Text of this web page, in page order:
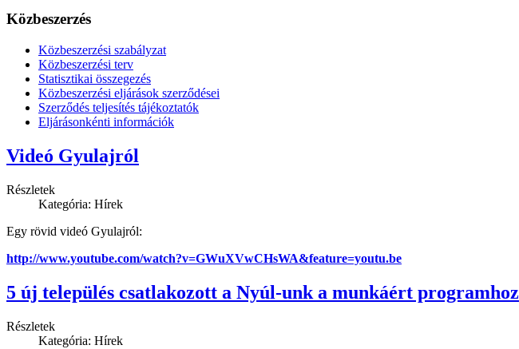
Közbeszerzés
Közbeszerzési szabályzat
Közbeszerzési terv
Statisztikai összegezés
Közbeszerzési eljárások szerződései
Szerződés teljesítés tájékoztatók
Eljárásonkénti információk
Videó Gyulajról
Részletek
Kategória: Hírek
Egy rövid videó Gyulajról:
http://www.youtube.com/watch?v=GWuXVwCHsWA&feature=youtu.be
5 új település csatlakozott a Nyúl-unk a munkáért programhoz
Részletek
Kategória: Hírek